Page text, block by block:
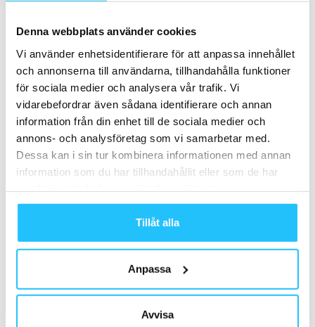
Denna webbplats använder cookies
Vi använder enhetsidentifierare för att anpassa innehållet
och annonserna till användarna, tillhandahålla funktioner
för sociala medier och analysera vår trafik. Vi
vidarebefordrar även sådana identifierare och annan
information från din enhet till de sociala medier och
annons- och analysföretag som vi samarbetar med.
Dessa kan i sin tur kombinera informationen med annan
information som du har tillhandahållit eller som de har
Tillåt alla
Anpassa
Avvisa
Pilotprojekt om metabol hälsa
visar tydliga resultat – utan
läkemedel
Bildextra: Kundträff hos
Concept Träningsredskap i
Jönköping